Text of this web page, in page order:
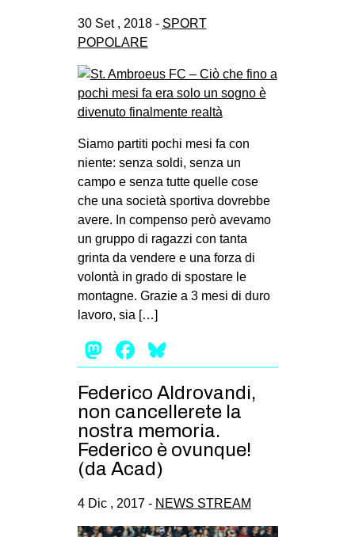
30 Set , 2018 - SPORT
POPOLARE
Siamo partiti pochi mesi fa con
niente: senza soldi, senza un
campo e senza tutte quelle cose
che una società sportiva dovrebbe
avere. In compenso però avevamo
un gruppo di ragazzi con tanta
grinta da vendere e una forza di
volontà in grado di spostare le
montagne. Grazie a 3 mesi di duro
lavoro, sia […]
Mastodon
Facebook
Federico Aldrovandi,
non cancellerete la
nostra memoria.
Federico è ovunque!
(da Acad)
4 Dic , 2017 - NEWS STREAM